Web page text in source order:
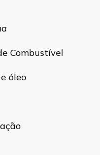
Combustível
óleo